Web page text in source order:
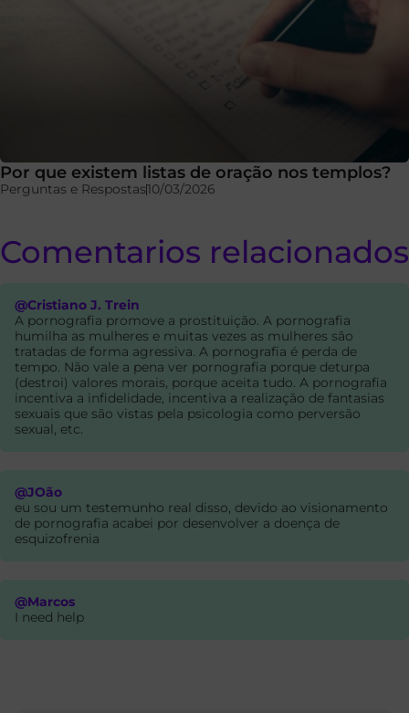
Por que existem listas de oração nos templos?
Perguntas e Respostas10/03/2026
Comentarios relacionados
@Cristiano J. Trein
A pornografia promove a prostituição. A pornografia
humilha as mulheres e muitas vezes as mulheres são
tratadas de forma agressiva. A pornografia é perda de
tempo. Não vale a pena ver pornografia porque deturpa
(destroi) valores morais, porque aceita tudo. A pornografia
incentiva a infidelidade, incentiva a realização de fantasias
sexuais que são vistas pela psicologia como perversão
sexual, etc.
@JOão
eu sou um testemunho real disso, devido ao visionamento
de pornografia acabei por desenvolver a doença de
esquizofrenia
@Marcos
I need help